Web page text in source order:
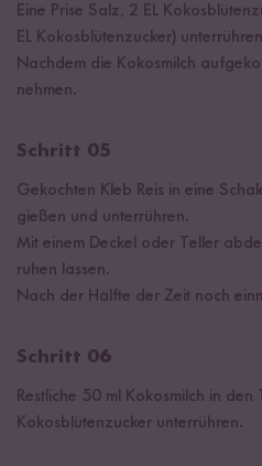
Eine Prise Salz, 2 EL
EL Kokosblütenzucker)
Nachdem die Kokosmilch
nehmen.
Schritt 05
Gekochten Kleb Reis in eine
gießen und unterrühren.
Mit einem Deckel oder Teller
ruhen lassen.
Nach der Hälfte der Zeit noch
Schritt 06
Restliche 50 ml Kokosmilch in
Kokosblütenzucker unterrühren.